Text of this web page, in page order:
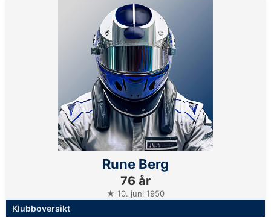
Rune Berg
76 år
★ 10. juni 1950
Klubboversikt